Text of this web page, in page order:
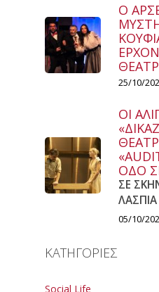
Ο
25/10/
ΟΙ
ΟΔΟ
ΣΕ
ΛΑΣΠΙΑ
05/10/
ΚΑΤΗΓΟΡΙΕΣ
Social Life